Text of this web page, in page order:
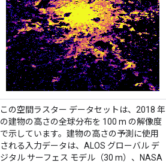
この空間ラスター データセットは、2018 年
の建物の高さの全球分布を 100 m の解像度
で示しています。建物の高さの予測に使用
される入力データは、ALOS グローバル デ
ジタル サーフェス モデル（30 m）、NASA